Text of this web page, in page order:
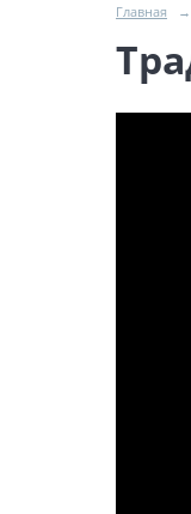
Главная →